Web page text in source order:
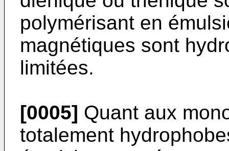
polymérisant en
magnétiques sont
limitées.
[0005] Quant aux
totalement